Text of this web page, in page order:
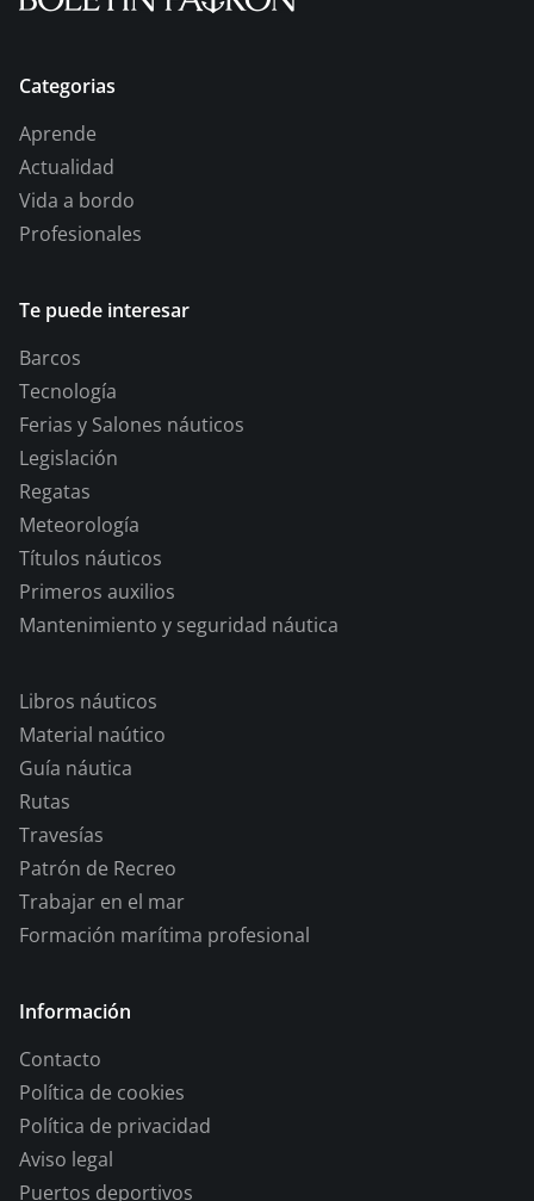
Categorias
Aprende
Actualidad
Vida a bordo
Profesionales
Te puede interesar
Barcos
Tecnología
Ferias y Salones náuticos
Legislación
Regatas
Meteorología
Títulos náuticos
Primeros auxilios
Mantenimiento y seguridad náutica
Libros náuticos
Material naútico
Guía náutica
Rutas
Travesías
Patrón de Recreo
Trabajar en el mar
Formación marítima profesional
Información
Contacto
Política de cookies
Política de privacidad
Aviso legal
Puertos deportivos